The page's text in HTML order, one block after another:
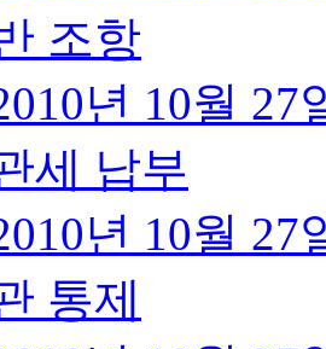
조항
년 10월
세 납부
년 10월
통제